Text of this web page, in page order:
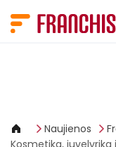
Naujienos
Kosmetika, juvelyrika